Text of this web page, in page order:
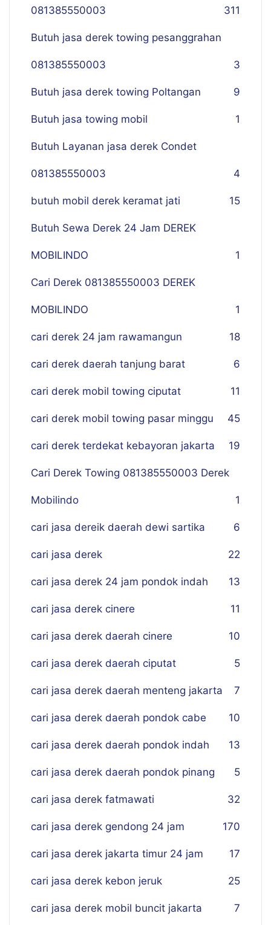
081385550003 311
Butuh jasa derek towing pesanggrahan
081385550003 3
Butuh jasa derek towing Poltangan 9
Butuh jasa towing mobil 1
Butuh Layanan jasa derek Condet
081385550003 4
butuh mobil derek keramat jati 15
Butuh Sewa Derek 24 Jam DEREK
MOBILINDO 1
Cari Derek 081385550003 DEREK
MOBILINDO 1
cari derek 24 jam rawamangun 18
cari derek daerah tanjung barat 6
cari derek mobil towing ciputat 11
cari derek mobil towing pasar minggu 45
cari derek terdekat kebayoran jakarta 19
Cari Derek Towing 081385550003 Derek
Mobilindo 1
cari jasa dereik daerah dewi sartika 6
cari jasa derek 22
cari jasa derek 24 jam pondok indah 13
cari jasa derek cinere 11
cari jasa derek daerah cinere 10
cari jasa derek daerah ciputat 5
cari jasa derek daerah menteng jakarta 7
cari jasa derek daerah pondok cabe 10
cari jasa derek daerah pondok indah 13
cari jasa derek daerah pondok pinang 5
cari jasa derek fatmawati 32
cari jasa derek gendong 24 jam 170
cari jasa derek jakarta timur 24 jam 17
cari jasa derek kebon jeruk 25
cari jasa derek mobil buncit jakarta 7